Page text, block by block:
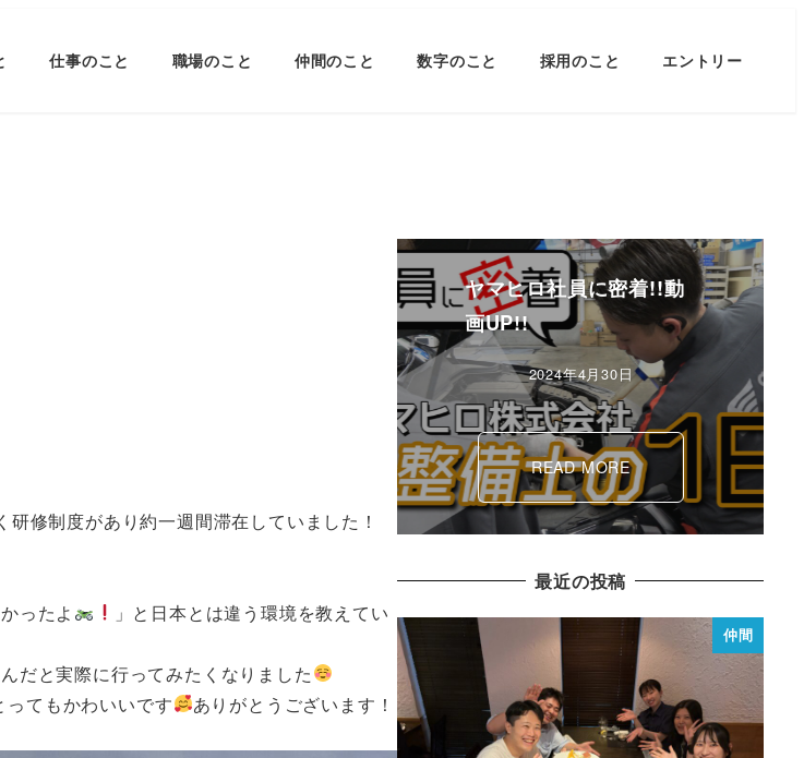
仕事のこと 職場のこと 仲間のこと 数字のこと 採用のこと エントリー
修制度があり約一週間滞在していました！
ったよ
」と日本とは違う環境を教えてい
だと実際に行ってみたくなりました
ってもかわいいです ありがとうございます！
ヤマヒロ社員に密着!!動
画UP!!
2024年4月30日
READ MORE
最近の投稿
仲間